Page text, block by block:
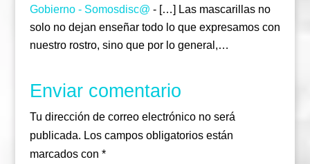
Gobierno - Somosdisc@ - […] Las mascarillas no
solo no dejan enseñar todo lo que expresamos con
nuestro rostro, sino que por lo general,…
Enviar comentario
Tu dirección de correo electrónico no será
publicada. Los campos obligatorios están
marcados con *